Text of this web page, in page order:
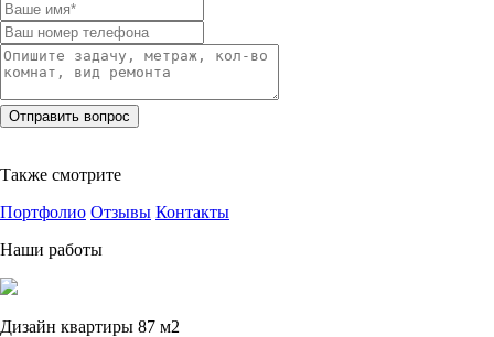
Также смотрите
Портфолио Отзывы Контакты
Наши работы
Дизайн квартиры 87 м2